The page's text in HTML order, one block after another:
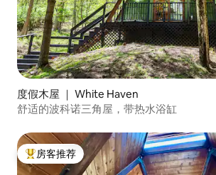
度假木屋 ｜ White Haven
舒适的波科诺三角屋，带热水浴缸
热门「房客推荐」
房客推荐